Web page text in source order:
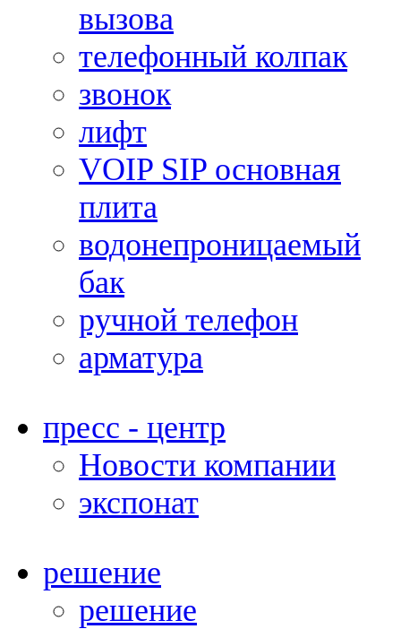
вызова
телефонный колпак
звонок
лифт
VOIP SIP основная
плита
водонепроницаемый
бак
ручной телефон
арматура
пресс - центр
Новости компании
экспонат
решение
решение